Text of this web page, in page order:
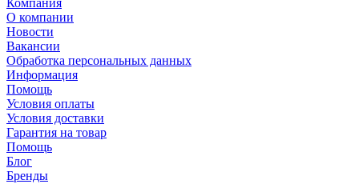
Компания
О компании
Новости
Вакансии
Обработка персональных данных
Информация
Помощь
Условия оплаты
Условия доставки
Гарантия на товар
Помощь
Блог
Бренды